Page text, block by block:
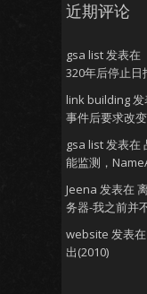
近期评论
gsa list发表在
320年后停止日
link building发
事件后要求改变
gsa list发表在
能监测，
Jeena 发表在
务器-我之前并
website 发表在
出(2010)